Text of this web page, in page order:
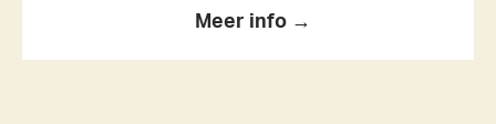
Meer info →